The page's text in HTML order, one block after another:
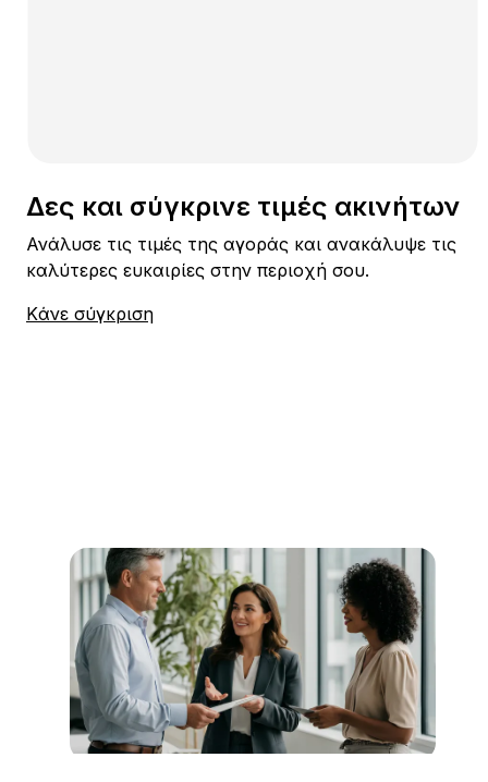
Δες και σύγκρινε τιμές ακινήτων
Ανάλυσε τις τιμές της αγοράς και ανακάλυψε τις
καλύτερες ευκαιρίες στην περιοχή σου.
Kάνε σύγκριση